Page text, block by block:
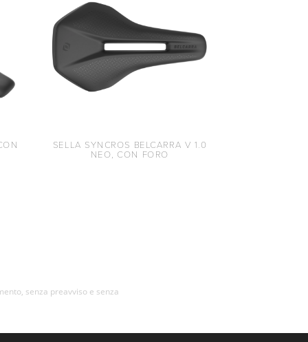
SELLA SYNCROS BELCARRA V 1.0
NEO, CON FORO
senza preavviso e senza